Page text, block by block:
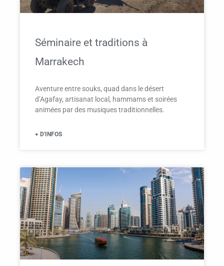
Séminaire et traditions à
Marrakech
Aventure entre souks, quad dans le désert
d’Agafay, artisanat local, hammams et soirées
animées par des musiques traditionnelles.
+ D'INFOS